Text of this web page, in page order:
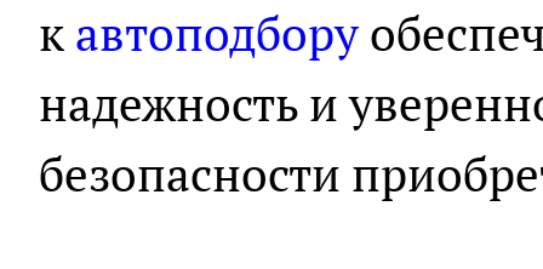
кавтоподбору
надежность и
безопасности